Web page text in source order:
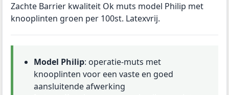
Zachte Barrier kwaliteit Ok muts model Philip met
knooplinten groen per 100st. Latexvrij.
Model Philip: operatie-muts met
knooplinten voor een vaste en goed
aansluitende afwerking